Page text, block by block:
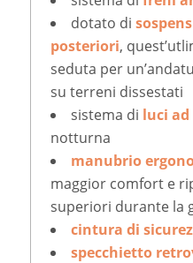
dotato di
posteriori,
seduta per
su terreni dissestati
sistema di luci
notturna
manubrio
maggior comfort e
superiori durante la
cintura di
specchietto